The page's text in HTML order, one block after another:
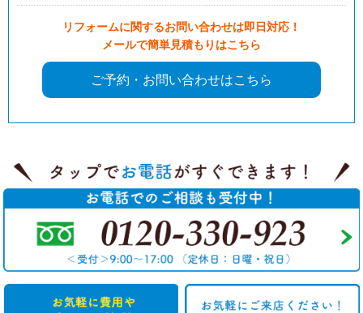
リフォームに関するお問い合わせは即日対応！
メールで簡単見積もりはこちら
ご予約・お問い合わせはこちら